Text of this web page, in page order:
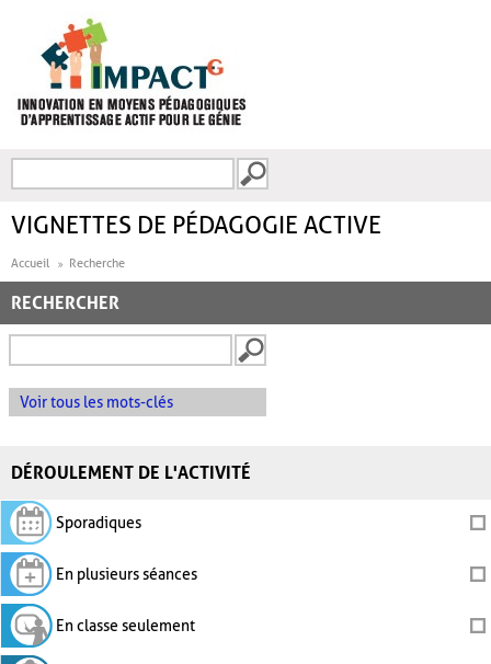
FORMULAIRE DE
VIGNETTES DE PÉDAGOGIE ACTIVE
Accueil Recherche
RECHERCHER
Voir tous les mots-clés
DÉROULEMENT DE L'ACTIVITÉ
Sporadiques
En plusieurs séances
En classe seulement